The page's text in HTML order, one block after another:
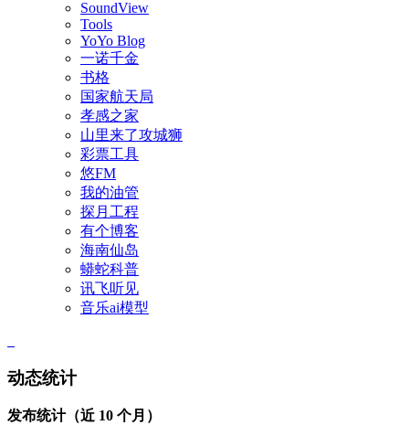
SoundView
Tools
YoYo Blog
一诺千金
书格
国家航天局
孝感之家
山里来了攻城狮
彩票工具
悠FM
我的油管
探月工程
有个博客
海南仙岛
蟒蛇科普
讯飞听见
音乐ai模型
动态统计
发布统计（近 10 个月）